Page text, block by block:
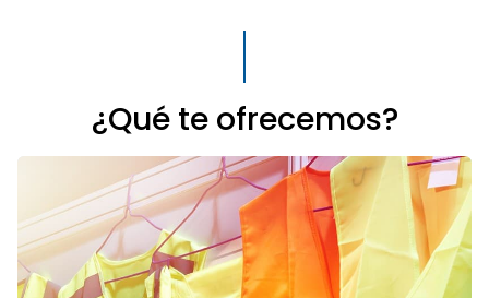
¿Qué te ofrecemos?